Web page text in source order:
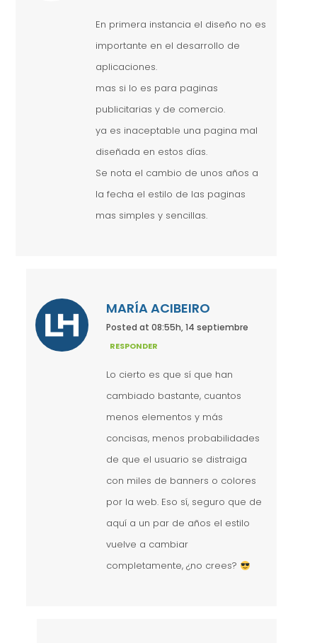
En primera instancia el diseño no es
importante en el desarrollo de
aplicaciones.
mas si lo es para paginas
publicitarias y de comercio.
ya es inaceptable una pagina mal
diseñada en estos días.
Se nota el cambio de unos años a
la fecha el estilo de las paginas
mas simples y sencillas.
MARÍA ACIBEIRO
Posted at 08:55h, 14 septiembre
RESPONDER
Lo cierto es que sí que han
cambiado bastante, cuantos
menos elementos y más
concisas, menos probabilidades
de que el usuario se distraiga
con miles de banners o colores
por la web. Eso sí, seguro que de
aquí a un par de años el estilo
vuelve a cambiar
completamente, ¿no crees?